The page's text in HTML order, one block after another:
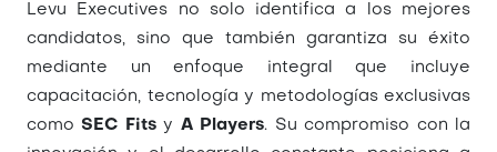
Levu Executives no solo identifica a los mejores
candidatos, sino que también garantiza su éxito
mediante un enfoque integral que incluye
capacitación, tecnología y metodologías exclusivas
como SEC Fitsy A Players. Su compromiso con la